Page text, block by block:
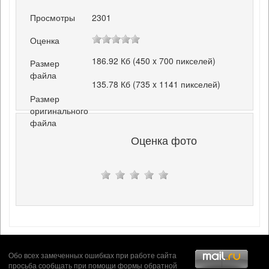
Просмотры
2301
Оценка
Размер
файла
186.92 Кб (450 x 700 пикселей)
Размер
оригинального
файла
135.78 Кб (735 x 1141 пикселей)
Оценка фото
Обо всех замеченных ошибках при работе сайта
просьба сообщать при помощи формы обратной